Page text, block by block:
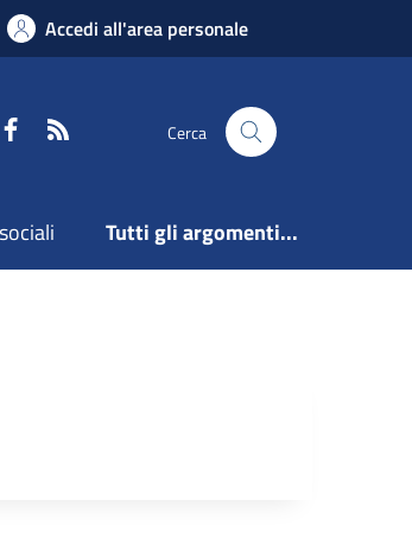
Accedi all'area personale
Facebook Cerca
Tutti gli argomenti...